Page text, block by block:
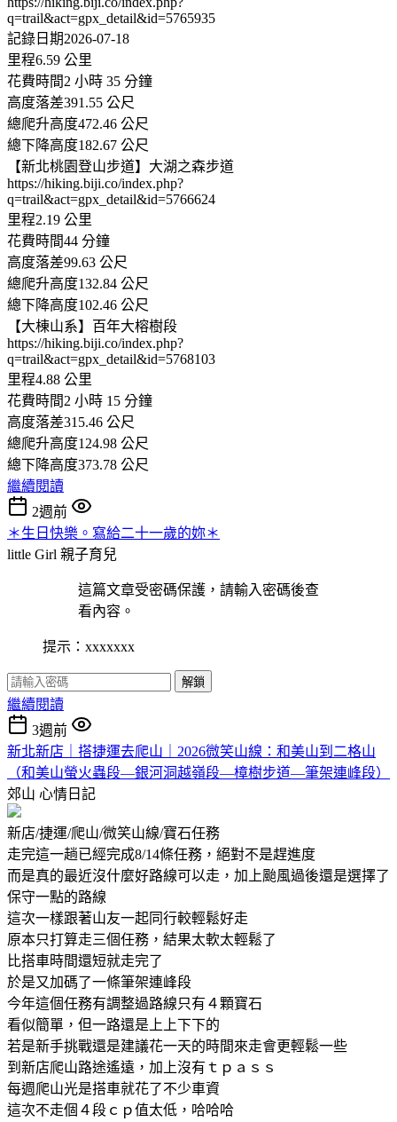
q=trail&act=gpx_detail&id=5765935
記錄日期2026-07-18
里程6.59 公里
花費時間2 小時 35 分鐘
高度落差391.55 公尺
總爬升高度472.46 公尺
總下降高度182.67 公尺
【新北桃園登山步道】大湖之森步道
https://hiking.biji.co/index.php?
q=trail&act=gpx_detail&id=5766624
里程2.19 公里
花費時間44 分鐘
高度落差99.63 公尺
總爬升高度132.84 公尺
總下降高度102.46 公尺
【大棟山系】百年大榕樹段
https://hiking.biji.co/index.php?
q=trail&act=gpx_detail&id=5768103
里程4.88 公里
花費時間2 小時 15 分鐘
高度落差315.46 公尺
總爬升高度124.98 公尺
總下降高度373.78 公尺
繼續閱讀
2週前
＊生日快樂。寫給二十一歲的妳＊
little Girl 親子育兒
這篇文章受密碼保護，請輸入密碼後查
看內容。
提示：xxxxxxx
解鎖
繼續閱讀
3週前
新北新店｜搭捷運去爬山｜2026微笑山線：和美山到二格山
（和美山螢火蟲段—銀河洞越嶺段—樟樹步道—筆架連峰段）
郊山 心情日記
新店/捷運/爬山/微笑山線/寶石任務
走完這一趟已經完成8/14條任務，絕對不是趕進度
而是真的最近沒什麼好路線可以走，加上颱風過後還是選擇了
保守一點的路線
這次一樣跟著山友一起同行較輕鬆好走
原本只打算走三個任務，結果太軟太輕鬆了
比搭車時間還短就走完了
於是又加碼了一條筆架連峰段
今年這個任務有調整過路線只有４顆寶石
看似簡單，但一路還是上上下下的
若是新手挑戰還是建議花一天的時間來走會更輕鬆一些
到新店爬山路途遙遠，加上沒有ｔｐａｓｓ
每週爬山光是搭車就花了不少車資
這次不走個４段ｃｐ值太低，哈哈哈